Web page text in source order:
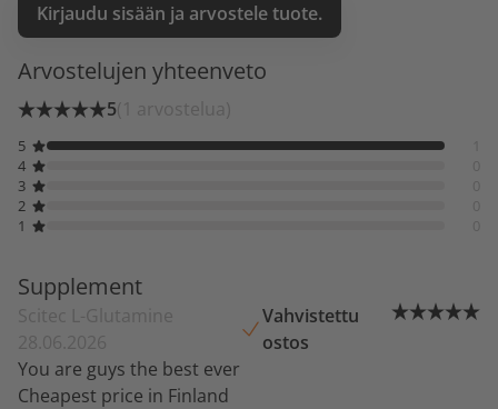
Kirjaudu sisään ja arvostele tuote.
Arvostelujen yhteenveto
5(1 arvostelua)
5
4
3
2
1
Supplement
Scitec L-Glutamine
28.06.2026
Vahvistettu
ostos
You are guys the best ever
Cheapest price in Finland